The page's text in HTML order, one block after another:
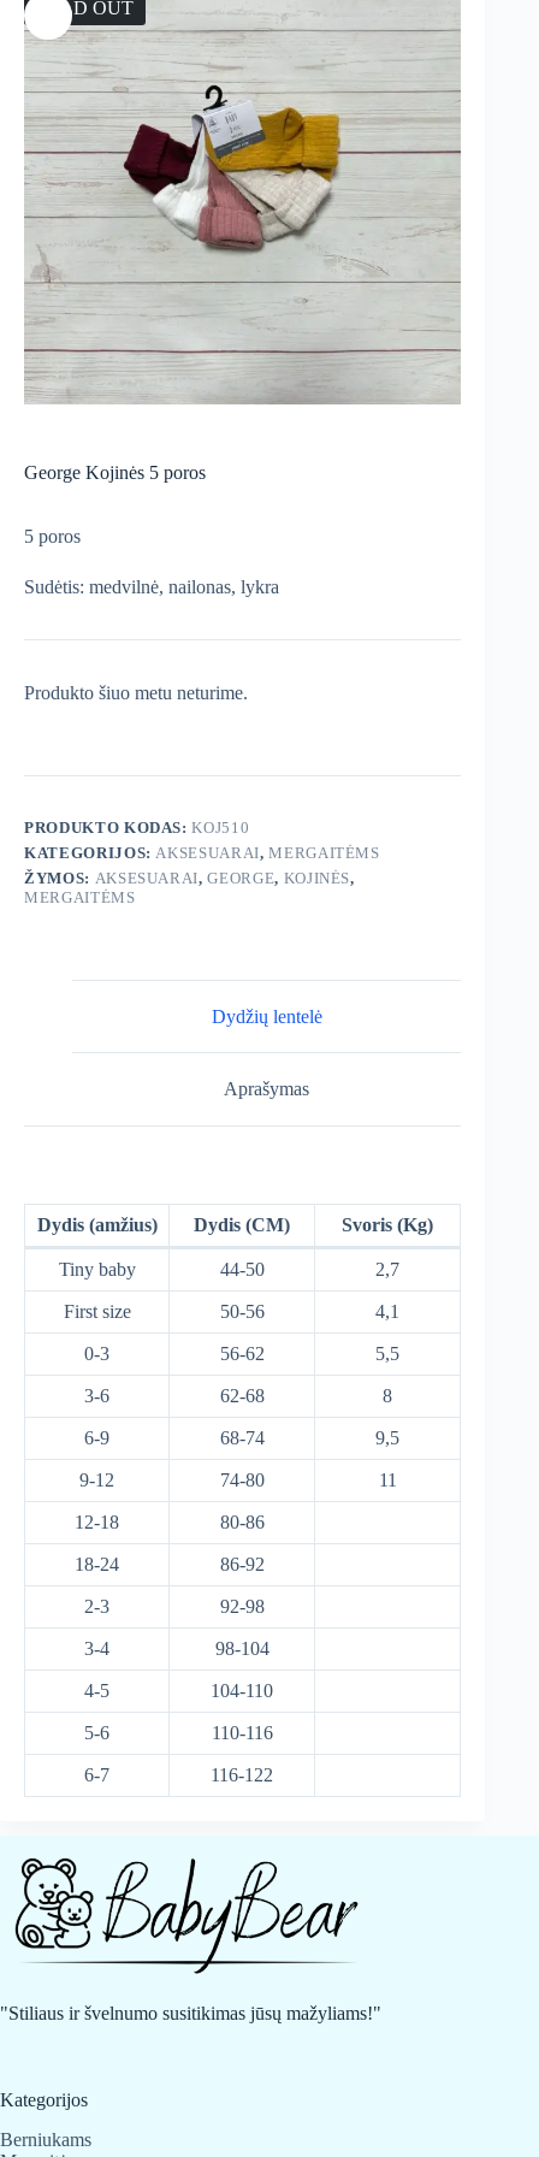
SOLD OUT
George Kojinės 5 poros
5 poros
Sudėtis: medvilnė, nailonas, lykra
Produkto šiuo metu neturime.
PRODUKTO KODAS:KOJ510
KATEGORIJOS: AKSESUARAI,MERGAITĖMS
ŽYMOS: AKSESUARAI,GEORGE, KOJINĖS,
MERGAITĖMS
Dydžių lentelė
Aprašymas
Dydis (amžius) Dydis (CM) Svoris (Kg)
Tiny baby 44-50 2,7
First size 50-56 4,1
0-3 56-62 5,5
3-6 62-68 8
6-9 68-74 9,5
9-12 74-80 11
12-18 80-86
18-24 86-92
2-3 92-98
3-4 98-104
4-5 104-110
5-6 110-116
6-7 116-122
"Stiliaus ir švelnumo susitikimas jūsų mažyliams!"
Kategorijos
Berniukams